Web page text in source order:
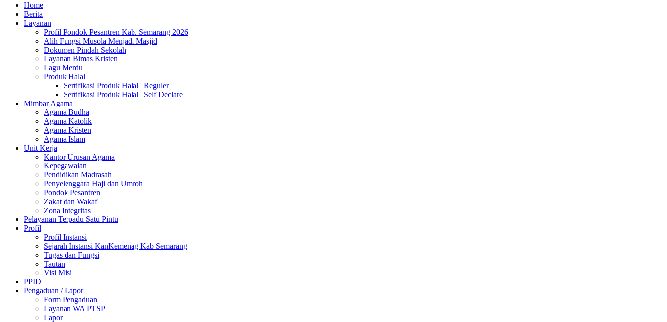
Home
Berita
Layanan
Profil Pondok Pesantren Kab. Semarang 2026
Alih Fungsi Musola Menjadi Masjid
Dokumen Pindah Sekolah
Layanan Bimas Kristen
Lagu Merdu
Produk Halal
Sertifikasi Produk Halal | Reguler
Sertifikasi Produk Halal | Self Declare
Mimbar Agama
Agama Budha
Agama Katolik
Agama Kristen
Agama Islam
Unit Kerja
Kantor Urusan Agama
Kepegawaian
Pendidikan Madrasah
Penyelenggara Haji dan Umroh
Pondok Pesantren
Zakat dan Wakaf
Zona Integritas
Pelayanan Terpadu Satu Pintu
Profil
Profil Instansi
Sejarah Instansi KanKemenag Kab Semarang
Tugas dan Fungsi
Tautan
Visi Misi
PPID
Pengaduan / Lapor
Form Pengaduan
Layanan WA PTSP
Lapor